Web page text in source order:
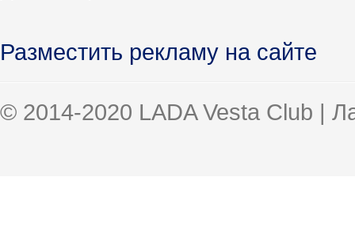
Разместить рекламу на сайте
© 2014-2020 LADA Vesta Club |